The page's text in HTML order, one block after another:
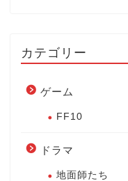
カテゴリー
ゲーム
FF10
ドラマ
地面師たち